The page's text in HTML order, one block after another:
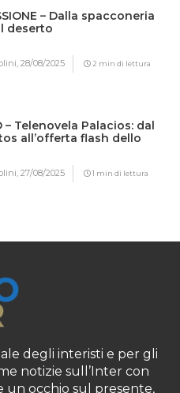
– Dalla spacconeria
deserto
28/08/2025 2 min di lettura
– Telenovela Palacios: dal
all’offerta flash dello
27/08/2025 1 min di lettura
degli interisti e per gli
notizie sull’Inter con
un occhio sul presente,